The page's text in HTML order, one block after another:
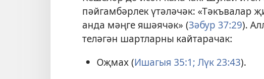
пәйгамбәрлек үтәләчәк: «Тәкъвалар
анда мәңге яшәячәк» (Зәбур 37:29).
теләгән шартларны кайтарачак:
Оҗмах (Ишагыя 35:1; Лүк 23:43).